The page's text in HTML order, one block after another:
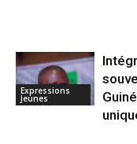
Expressions
Jeunes